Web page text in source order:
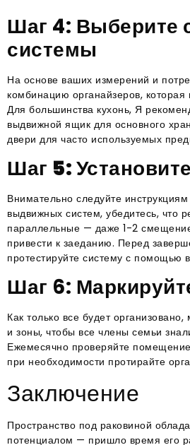
Шаг 4: Выберите
системы
На основе ваших измерений и
комбинацию органайзеров, которая
Для большинства кухонь, Я
выдвижной ящик для основного
двери для часто используемых
Шаг 5:
Внимательно следуйте
выдвижных систем, убедитесь, что
параллельные — даже 1-2
привести к заеданию. Перед
протестируйте систему с помощью
Шаг 6:
Как только все будет
и зоны, чтобы все члены семьи
Ежемесячно проверяйте
при необходимости протирайте
Заключение
Пространство под раковиной
потенциалом — пришло время его